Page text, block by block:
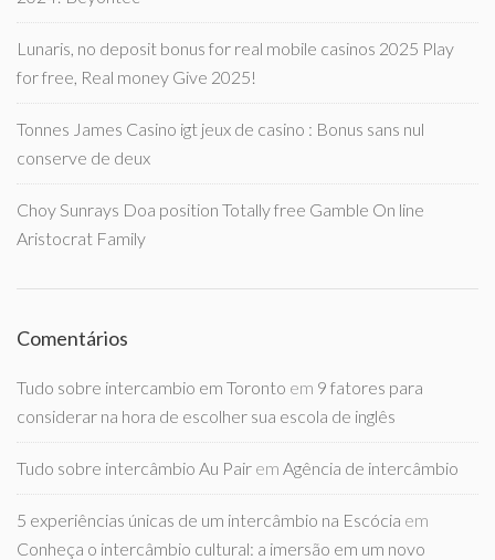
Lunaris, no deposit bonus for real mobile casinos 2025 Play
for free, Real money Give 2025!
Tonnes James Casino igt jeux de casino : Bonus sans nul
conserve de deux
Choy Sunrays Doa position Totally free Gamble On line
Aristocrat Family
Comentários
Tudo sobre intercambio em Toronto em 9 fatores para
considerar na hora de escolher sua escola de inglês
Tudo sobre intercâmbio Au Pair em Agência de intercâmbio
5 experiências únicas de um intercâmbio na Escócia em
Conheça o intercâmbio cultural: a imersão em um novo